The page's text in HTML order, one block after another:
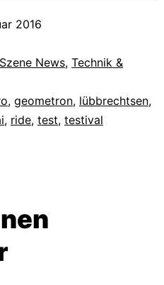
2016
News, Technik &
, geometron, lübbrechtsen,
, ride, test, testival